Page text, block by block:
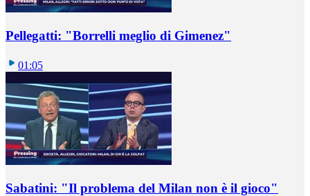
Pellegatti: "Borrelli meglio di Gimenez"
01:05
Sabatini: "Il problema del Milan non è il gioco"